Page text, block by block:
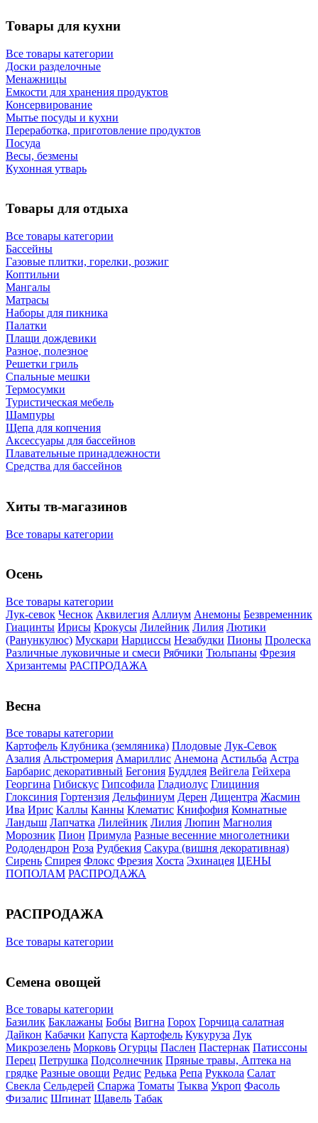
Товары для кухни
Все товары категории
Доски разделочные
Менажницы
Емкости для хранения продуктов
Консервирование
Мытье посуды и кухни
Переработка, приготовление продуктов
Посуда
Весы, безмены
Кухонная утварь
Товары для отдыха
Все товары категории
Бассейны
Газовые плитки, горелки, розжиг
Коптильни
Мангалы
Матрасы
Наборы для пикника
Палатки
Плащи дождевики
Разное, полезное
Решетки гриль
Спальные мешки
Термосумки
Туристическая мебель
Шампуры
Щепа для копчения
Аксессуары для бассейнов
Плавательные принадлежности
Средства для бассейнов
Хиты тв-магазинов
Все товары категории
Осень
Все товары категории
Лук-севок Чеснок Аквилегия Аллиум Анемоны Безвременник
Гиацинты Ирисы Крокусы Лилейник Лилия Лютики
(Ранункулюс) Мускари Нарцисcы Незабудки Пионы Пролеска
Различные луковичные и смеси Рябчики Тюльпаны Фрезия
Хризантемы РАСПРОДАЖА
Весна
Все товары категории
Картофель Клубника (земляника) Плодовые Лук-Севок
Азалия Альстромерия Амариллис Анемона Астильба Астра
Барбарис декоративный Бегония Буддлея Вейгела Гейхера
Георгина Гибискус Гипсофила Гладиолус Глициния
Глоксиния Гортензия Дельфиниум Дерен Дицентра Жасмин
Ива Ирис Каллы Канны Клематис Книфофия Комнатные
Ландыш Лапчатка Лилейник Лилия Люпин Магнолия
Морозник Пион Примула Разные весенние многолетники
Рододендрон Роза Рудбекия Сакура (вишня декоративная)
Сирень Спирея Флокс Фрезия Хоста Эхинацея ЦЕНЫ
ПОПОЛАМ РАСПРОДАЖА
РАСПРОДАЖА
Все товары категории
Семена овощей
Все товары категории
Базилик Баклажаны Бобы Вигна Горох Горчица салатная
Дайкон Кабачки Капуста Картофель Кукуруза Лук
Микрозелень Морковь Огурцы Паслен Пастернак Патиссоны
Перец Петрушка Подсолнечник Пряные травы, Аптека на
грядке Разные овощи Редис Редька Репа Руккола Салат
Свекла Сельдерей Спаржа Томаты Тыква Укроп Фасоль
Физалис Шпинат Щавель Табак